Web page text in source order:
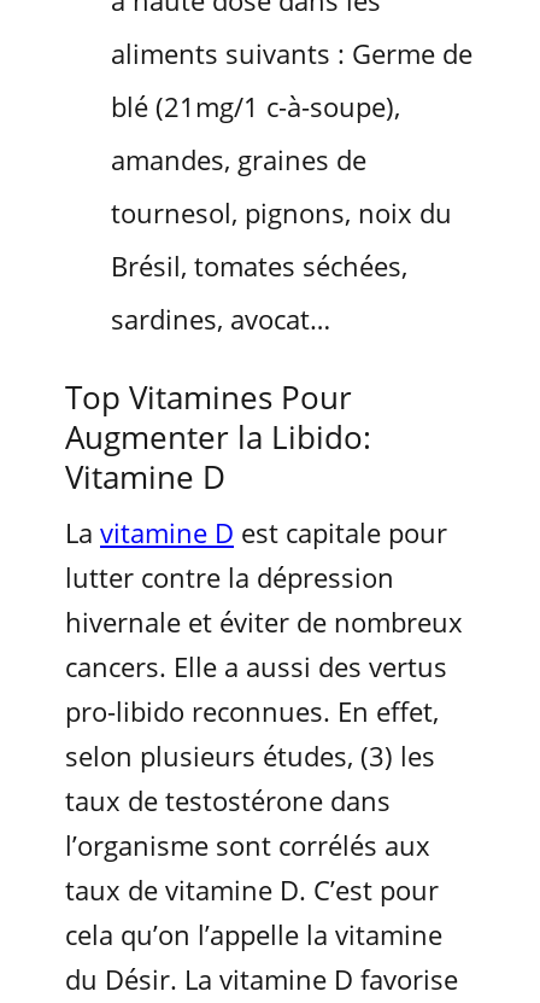
aliments suivants : Germe de
blé (21mg/1 c-à-soupe),
amandes, graines de
tournesol, pignons, noix du
Brésil, tomates séchées,
sardines, avocat…
Top Vitamines Pour
Augmenter la Libido:
Vitamine D
La vitamine D est capitale pour
lutter contre la dépression
hivernale et éviter de nombreux
cancers. Elle a aussi des vertus
pro-libido reconnues. En effet,
selon plusieurs études, (3) les
taux de testostérone dans
l’organisme sont corrélés aux
taux de vitamine D. C’est pour
cela qu’on l’appelle la vitamine
du Désir. La vitamine D favorise